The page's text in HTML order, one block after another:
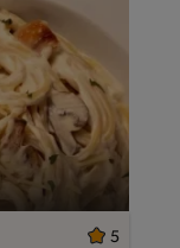
5